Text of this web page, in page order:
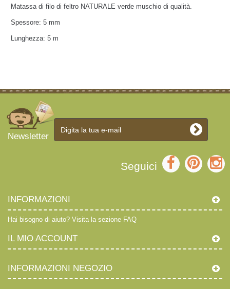
Matassa di filo di feltro NATURALE verde muschio di qualità.
Spessore: 5 mm
Lunghezza: 5 m
Newsletter
Seguici
INFORMAZIONI
Hai bisogno di aiuto? Visita la sezione FAQ
IL MIO ACCOUNT
INFORMAZIONI NEGOZIO